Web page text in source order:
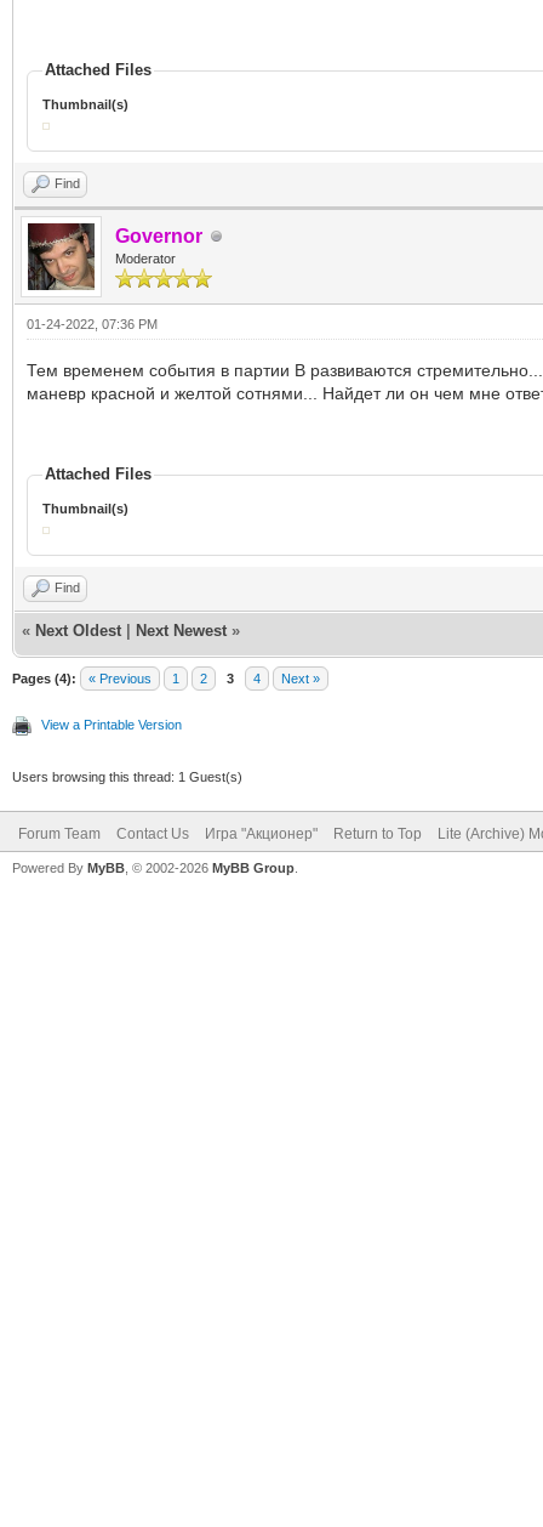
Attached Files
Thumbnail(s)
Find
Governor
Moderator
01-24-2022, 07:36 PM
Тем временем события в партии В развиваются
маневр красной и желтой сотнями... Найдет ли он чем мне
Attached Files
Thumbnail(s)
Find
« Next Oldest Next Newest »
Pages (4): « Previous 1 2 3 4 Next »
View a Printable Version
Users browsing this thread: 1 Guest(s)
Forum Team Contact Us Игра "Акционер" Return to Top Lite (Archive)
Powered By MyBB , © 2002-2026 MyBB Group